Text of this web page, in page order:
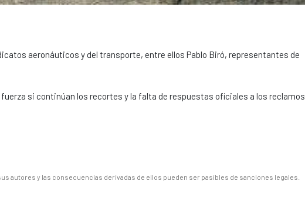
aeronáuticos y del transporte, entre ellos Pablo Biró, representantes de
si continúan los recortes y la falta de respuestas oficiales a los reclamos
autores y las consecuencias derivadas de ellos pueden ser pasibles de sanciones legales.